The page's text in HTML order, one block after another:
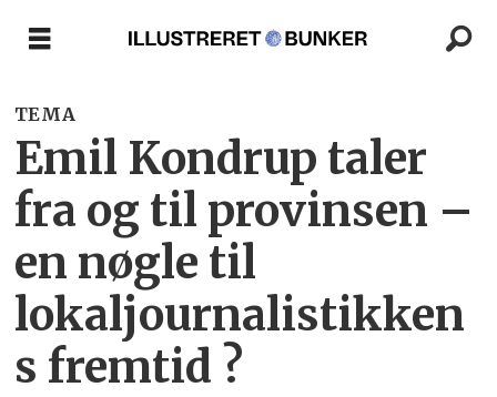
TEMA
Emil Kondrup taler
fra og til provinsen –
en nøgle til
lokaljournalistikken
s fremtid ?